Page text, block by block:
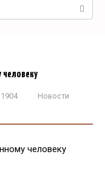
человеку
Новости
человеку